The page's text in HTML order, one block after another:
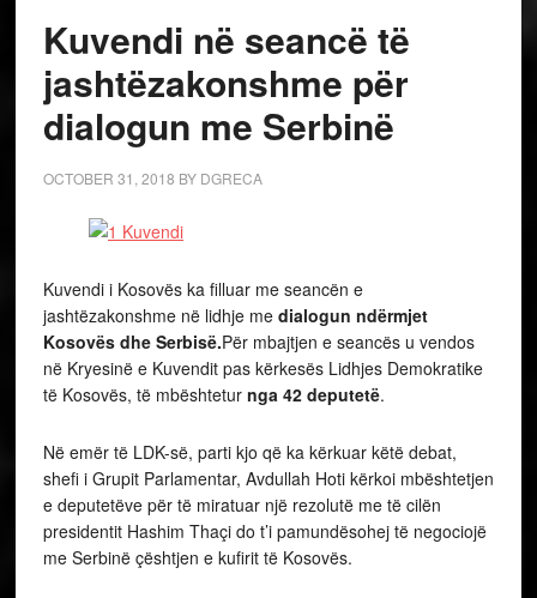
Kuvendi në seancë të
jashtëzakonshme për
dialogun me Serbinë
OCTOBER 31, 2018 BY DGRECA
Kuvendi i Kosovës ka filluar me seancën e
jashtëzakonshme në lidhje me dialogun ndërmjet
Kosovës dhe Serbisë.Për mbajtjen e seancës u vendos
në Kryesinë e Kuvendit pas kërkesës Lidhjes Demokratike
të Kosovës, të mbështetur nga 42 deputetë.
Në emër të LDK-së, parti kjo që ka kërkuar këtë debat,
shefi i Grupit Parlamentar, Avdullah Hoti kërkoi mbështetjen
e deputetëve për të miratuar një rezolutë me të cilën
presidentit Hashim Thaçi do t’i pamundësohej të negociojë
me Serbinë çështjen e kufirit të Kosovës.